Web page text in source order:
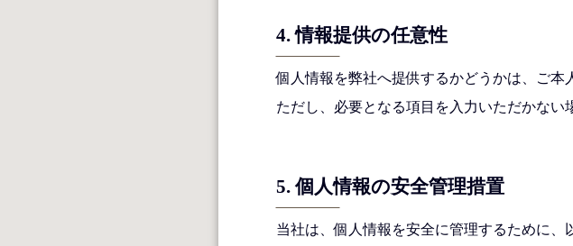
4. 情報提供の任意性
個人情報を弊社へ提供するかどうかは、ご本
ただし、必要となる項⽬を⼊⼒いただかない
5. 個人情報の安全管理措置
当社は、個人情報を安全に管理するために、